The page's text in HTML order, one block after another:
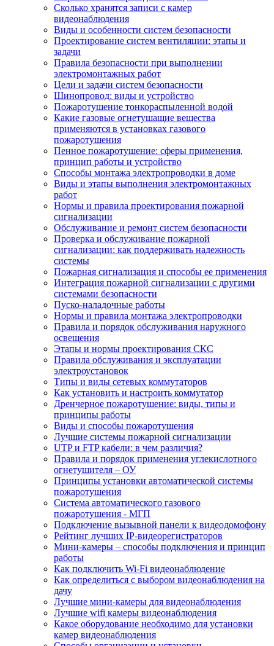
Сколько хранятся записи с камер
видеонаблюдения
Виды и особенности систем безопасности
Проектирование систем вентиляции: этапы и
задачи
Правила безопасности при выполнении
электромонтажных работ
Цели и задачи систем безопасности
Шинопровод: виды и устройство
Пожаротушение тонкораспыленной водой
Какие газовые огнетушащие вещества
применяются в установках газового
пожаротушения
Пенное пожаротушение: сферы применения,
принцип работы и устройство
Способы монтажа электропроводки в доме
Виды и этапы выполнения электромонтажных
работ
Нормы и правила проектирования пожарной
сигнализации
Обслуживание и ремонт систем безопасности
Проверка и обслуживание пожарной
сигнализации: как поддерживать надежность
системы
Пожарная сигнализация и способы ее применения
Интеграция пожарной сигнализации с другими
системами безопасности
Пуско-наладочные работы
Нормы и правила монтажа электропроводки
Правила и порядок обслуживания наружного
освещения
Этапы и нормы проектирования СКС
Правила обслуживания и эксплуатации
электроустановок
Типы и виды сетевых коммутаторов
Как установить и настроить коммутатор
Дренчерное пожаротушение: виды, типы и
принципы работы
Виды и способы пожаротушения
Лучшие системы пожарной сигнализации
UTP и FTP кабели: в чем различия?
Правила и порядок применения углекислотного
огнетушителя – ОУ
Принципы установки автоматической системы
пожаротушения
Система автоматического газового
пожаротушения - МГП
Подключение вызывной панели к видеодомофону
Рейтинг лучших IP-видеорегистраторов
Мини-камеры – способы подключения и принцип
работы
Как подключить Wi-Fi видеонаблюдение
Как определиться с выбором видеонаблюдения на
дачу
Лучшие мини-камеры для видеонаблюдения
Лучшие wifi камеры видеонаблюдения
Какое оборудование необходимо для установки
камер видеонаблюдения